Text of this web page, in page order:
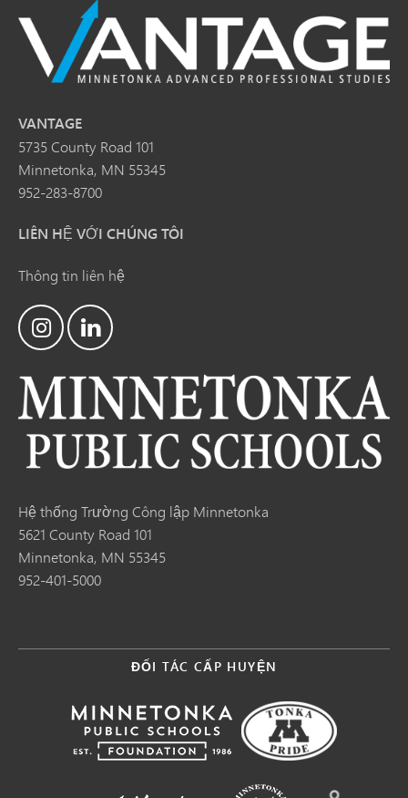
VANTAGE
5735 County Road 101
Minnetonka, MN 55345
952-283-8700
LIÊN HỆ VỚI CHÚNG TÔI
Thông tin liên hệ
Hệ thống Trường Công lập Minnetonka
5621 County Road 101
Minnetonka, MN 55345
952-401-5000
ĐỐI TÁC CẤP HUYỆN